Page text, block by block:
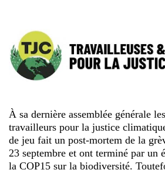
À sa dernière assemblée générale
travailleurs pour la justice
de jeu fait un post-mortem de la
23 septembre et ont terminé par un
la COP15 sur la biodiversité.